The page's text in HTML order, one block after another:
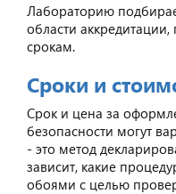
Лабораторию
области
срокам.
Сроки и
Срок и цена за
безопасности могут
- это метод
зависит, какие
обоями с целью